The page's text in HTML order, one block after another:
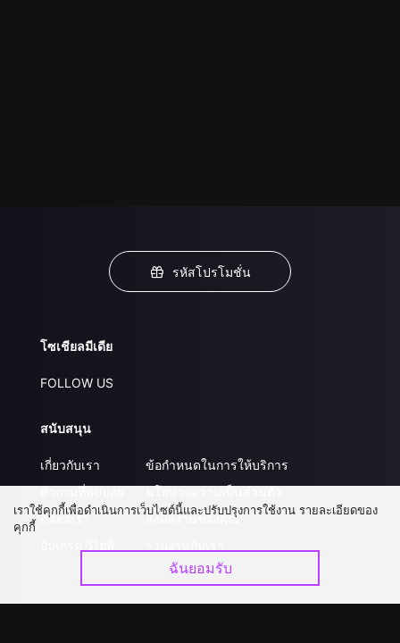
รหัสโปรโมชั่น
โซเชียลมีเดีย
FOLLOW US
สนับสนุน
เกี่ยวกับเรา
ติดต่อเรา
ข้อกำหนดในการให้บริการ
ส่งผลงานของคุณ
เราใช้คุกกี้เพื่อดำเนินการเว็บไซต์นี้และปรับปรุงการใช้งาน รายละเอียดของ
คุกกี้
ฉันยอมรับ